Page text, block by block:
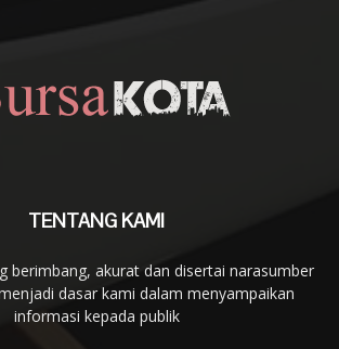
TENTANG KAMI
berimbang, akurat dan disertai narasumber
dasar kami dalam menyampaikan
informasi kepada publik